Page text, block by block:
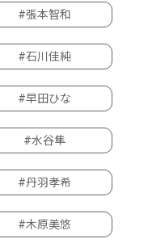
#張本智和
#石川佳純
#早田ひな
#水谷隼
#丹羽孝希
#木原美悠